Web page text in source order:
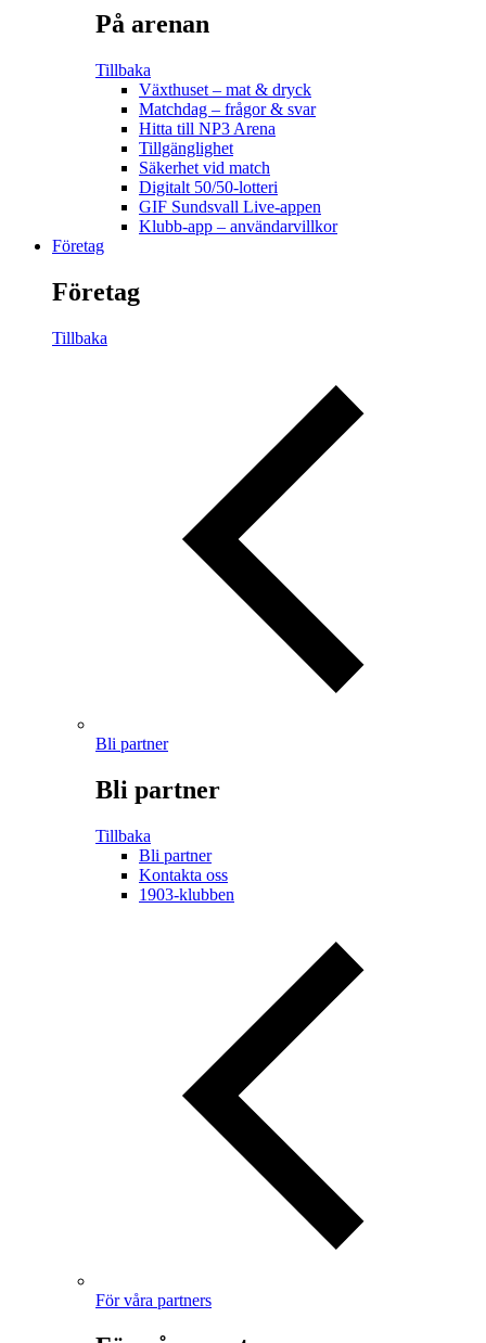
På arenan
Tillbaka
Växthuset – mat & dryck
Matchdag – frågor & svar
Hitta till NP3 Arena
Tillgänglighet
Säkerhet vid match
Digitalt 50/50-lotteri
GIF Sundsvall Live-appen
Klubb-app – användarvillkor
Företag
Företag
Tillbaka
Bli partner
Bli partner
Tillbaka
Bli partner
Kontakta oss
1903-klubben
För våra partners